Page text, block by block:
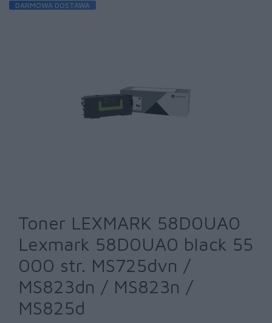
DARMOWA DOSTAWA
Toner LEXMARK 58D0UA0
Lexmark 58D0UA0 black 55
000 str. MS725dvn /
MS823dn / MS823n /
MS825d